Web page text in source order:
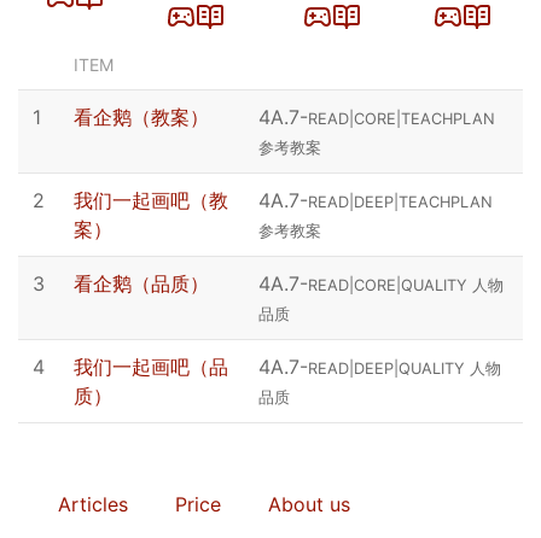
ITEM
1 看企鹅（教案） 4A.7-READ|CORE|TEACHPLAN
参考教案
2
我们一起画吧（教
案）
4A.7-READ|DEEP|TEACHPLAN
参考教案
3 看企鹅（品质） 4A.7-READ|CORE|QUALITY 人物
品质
4
我们一起画吧（品
质）
4A.7-READ|DEEP|QUALITY 人物
品质
Articles Price
About us